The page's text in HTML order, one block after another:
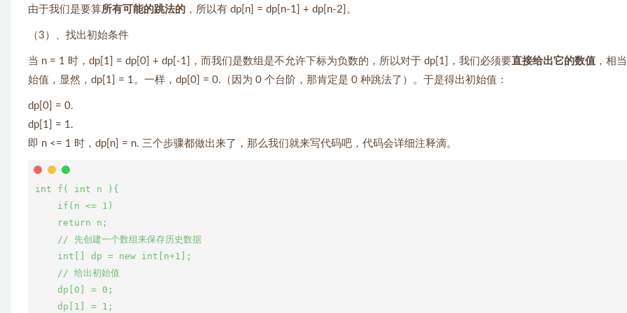
由于我们是要算所有可能的跳法的 ，所以有 dp[n] = dp[n-1] + dp[n-2]。
（3）、找出初始条件
当 n = 1 时，dp[1] = dp[0] + dp[-1]，而我们是数组是不允许下标为负数的，所以对于 dp[1]，我们必须要直接给出它的数值 ，相
始值，显然，dp[1] = 1。一样，dp[0] = 0.（因为 0 个台阶，那肯定是 0 种跳法了）。于是得出初始值：
dp[0] = 0.
dp[1] = 1.
即 n <= 1 时，dp[n] = n. 三个步骤都做出来了，那么我们就来写代码吧，代码会详细注释滴。
int f( int n ){
    if(n <= 1)
    return n;
    // 先创建一个数组来保存历史数据
    int[] dp = new int[n+1];
    // 给出初始值
    dp[0] = 0;
    dp[1] = 1;